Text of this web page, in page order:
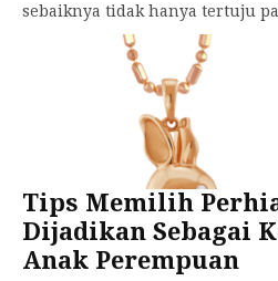
sebaiknya tidak hanya tertuju
Tips Memilih
Dijadikan Sebagai
Anak Perempuan